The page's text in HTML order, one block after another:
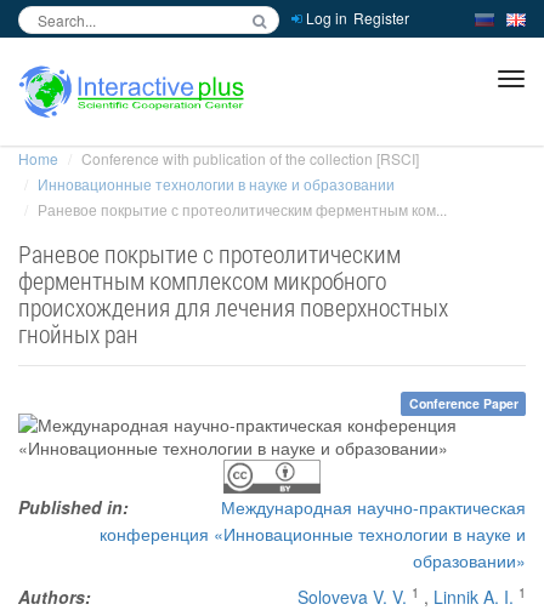
Log in Register
Home
Conference with publication of the collection [RSCI]
Инновационные технологии в науке и образовании
Раневое покрытие с протеолитическим ферментным ком...
Раневое покрытие с протеолитическим
ферментным комплексом микробного
происхождения для лечения поверхностных
гнойных ран
Conference Paper
Published in:
Международная научно-практическая
конференция «Инновационные технологии в науке и
образовании»
Authors:
Soloveva V. V. 1 , Linnik A. I. 1